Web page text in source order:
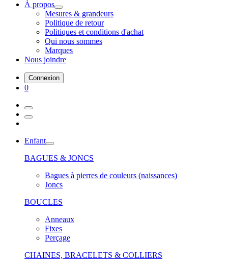
À propos
Mesures & grandeurs
Politique de retour
Politiques et conditions d'achat
Qui nous sommes
Marques
Nous joindre
Connexion
0
Enfant
BAGUES & JONCS
Bagues à pierres de couleurs (naissances)
Joncs
BOUCLES
Anneaux
Fixes
Perçage
CHAINES, BRACELETS & COLLIERS